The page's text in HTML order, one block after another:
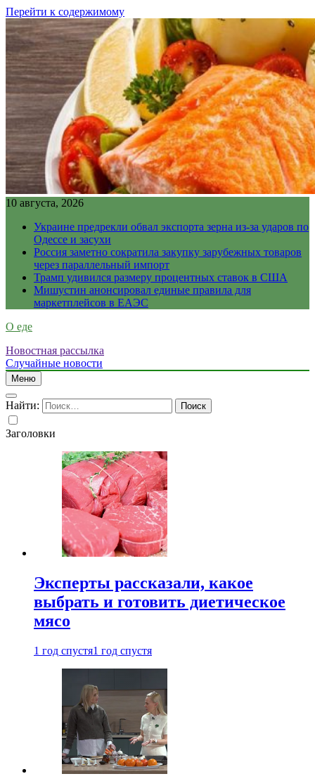
Перейти к содержимому
10 августа, 2026
Украине предрекли обвал экспорта зерна из-за ударов по
Одессе и засухи
Россия заметно сократила закупку зарубежных товаров
через параллельный импорт
Трамп удивился размеру процентных ставок в США
Мишустин анонсировал единые правила для
маркетплейсов в ЕАЭС
О еде
Новостная рассылка
Случайные новости
Меню
Найти:
Заголовки
Эксперты рассказали, какое
выбрать и готовить диетическое
мясо
1 год спустя1 год спустя